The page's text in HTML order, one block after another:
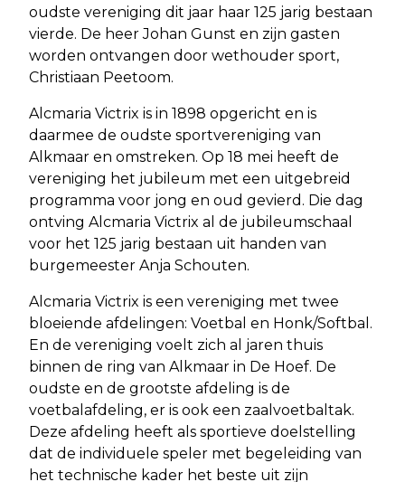
oudste vereniging dit jaar haar 125 jarig bestaan
vierde. De heer Johan Gunst en zijn gasten
worden ontvangen door wethouder sport,
Christiaan Peetoom.
Alcmaria Victrix is in 1898 opgericht en is
daarmee de oudste sportvereniging van
Alkmaar en omstreken. Op 18 mei heeft de
vereniging het jubileum met een uitgebreid
programma voor jong en oud gevierd. Die dag
ontving Alcmaria Victrix al de jubileumschaal
voor het 125 jarig bestaan uit handen van
burgemeester Anja Schouten.
Alcmaria Victrix is een vereniging met twee
bloeiende afdelingen: Voetbal en Honk/Softbal.
En de vereniging voelt zich al jaren thuis
binnen de ring van Alkmaar in De Hoef. De
oudste en de grootste afdeling is de
voetbalafdeling, er is ook een zaalvoetbaltak.
Deze afdeling heeft als sportieve doelstelling
dat de individuele speler met begeleiding van
het technische kader het beste uit zijn